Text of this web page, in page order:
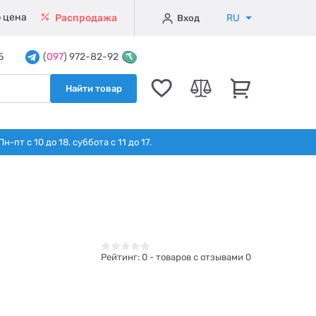
цена Распродажа Вход RU
(097) 972-82-92
Найти товар
с 10 до 18. суббота с 11 до 17.
Рейтинг: 0 - товаров с отзывами 0